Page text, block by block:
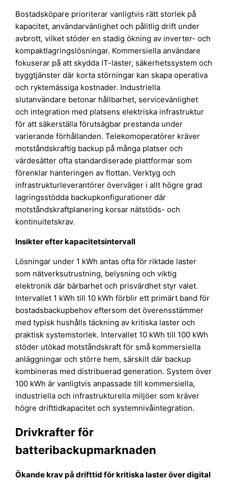
Bostadsköpare prioriterar vanligtvis rätt storlek på
kapacitet, användarvänlighet och pålitlig drift under
avbrott, vilket stöder en stadig ökning av inverter- och
kompaktlagringslösningar. Kommersiella användare
fokuserar på att skydda IT-laster, säkerhetssystem och
byggtjänster där korta störningar kan skapa operativa
och ryktemässiga kostnader. Industriella
slutanvändare betonar hållbarhet, servicevänlighet
och integration med platsens elektriska infrastruktur
för att säkerställa förutsägbar prestanda under
varierande förhållanden. Telekomoperatörer kräver
motståndskraftig backup på många platser och
värdesätter ofta standardiserade plattformar som
förenklar hanteringen av flottan. Verktyg och
infrastrukturleverantörer överväger i allt högre grad
lagringsstödda backupkonfigurationer där
motståndskraftplanering korsar nätstöds- och
kontinuitetskrav.
Insikter efter kapacitetsintervall
Lösningar under 1 kWh antas ofta för riktade laster
som nätverksutrustning, belysning och viktig
elektronik där bärbarhet och prisvärdhet styr valet.
Intervallet 1 kWh till 10 kWh förblir ett primärt band för
bostadsbackupbehov eftersom det överensstämmer
med typisk hushålls täckning av kritiska laster och
praktisk systemstorlek. Intervallet 10 kWh till 100 kWh
stöder utökad motståndskraft för små kommersiella
anläggningar och större hem, särskilt där backup
kombineras med distribuerad generation. System över
100 kWh är vanligtvis anpassade till kommersiella,
industriella och infrastrukturella miljöer som kräver
högre drifttidkapacitet och systemnivåintegration.
Drivkrafter för
batteribackupmarknaden
Ökande krav på drifttid för kritiska laster över digital